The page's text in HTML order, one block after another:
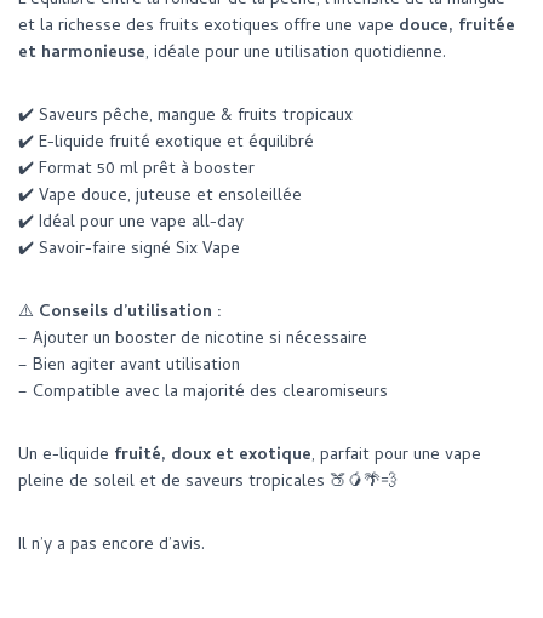
et la richesse des fruits exotiques offre une vape douce, fruitée
et harmonieuse, idéale pour une utilisation quotidienne.
✔️ Saveurs pêche, mangue & fruits tropicaux
✔️ E-liquide fruité exotique et équilibré
✔️ Format 50 ml prêt à booster
✔️ Vape douce, juteuse et ensoleillée
✔️ Idéal pour une vape all-day
✔️ Savoir-faire signé Six Vape
⚠️ Conseils d’utilisation :
– Ajouter un booster de nicotine si nécessaire
– Bien agiter avant utilisation
– Compatible avec la majorité des clearomiseurs
Un e-liquide fruité, doux et exotique, parfait pour une vape
pleine de soleil et de saveurs tropicales 🍑🥭🌴💨
Il n’y a pas encore d’avis.